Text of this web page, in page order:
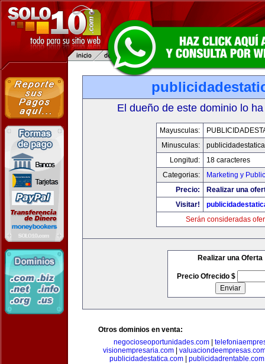
El dueño de este dominio lo
Mayusculas:
Minusculas:
Longitud:
18 caracteres
Categorias:
Marketing y
Precio:
Realizar una
Visitar!
Serán consideradas
Realizar una Oferta
Precio Ofrecido $
Otros dominios en venta:
negocioseoportunidades.com
visionempresaria.com
publicidadestatica.com
publicidadrentable.com